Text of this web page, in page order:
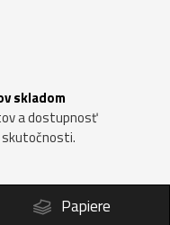
skladom
a dostupnosť
skutočnosti.
Papiere